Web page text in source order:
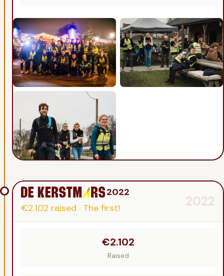
2022
€2.102 raised · The first! 2022
€2.102
Raised